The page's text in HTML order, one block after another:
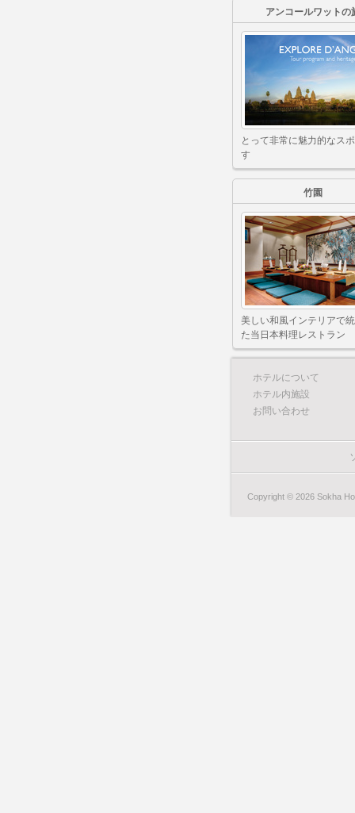
アンコールワットの
とって非常に魅力的なス
す
竹園
美しい和風インテリアで
た当日本料理レストラン
ホテルについて
ホテル内施設
お問い合わせ
Copyright © 2026 Sokha